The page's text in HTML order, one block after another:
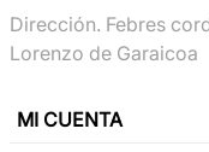
Dirección. Febres
Lorenzo de Garaicoa
MI CUENTA